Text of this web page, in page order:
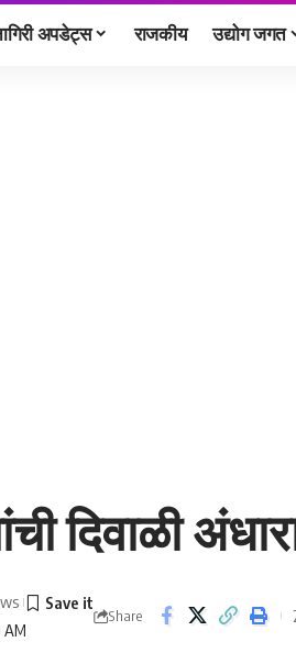
अपडेट्स राजकीय उद्योग जगत
दिवाळी
AM
Share